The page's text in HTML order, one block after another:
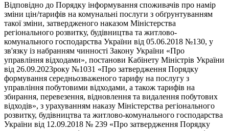
Відповідно до Порядку інформування споживачів про намір
зміни цін/тарифів на комунальні послуги з обґрунтуванням
такої зміни, затвердженого наказом Міністерства
регіонального розвитку, будівництва та житлово-
комунального господарства України від 05.06.2018 №130, у
зв'язку із набранням чинності Закону України «Про
управління відходами», постанови Кабінету Міністрів України
від 26.09.2023року №1031 «Про затвердження Порядку
формування середньозваженого тарифу на послугу з
управління побутовими відходами, а також тарифів на
збирання, перевезення, відновлення та видалення побутових
відходів», з урахуванням наказу Міністерства регіонального
розвитку, будівництва та житлово-комунального господарства
України від 12.09.2018 № 239 «Про затвердження Порядку